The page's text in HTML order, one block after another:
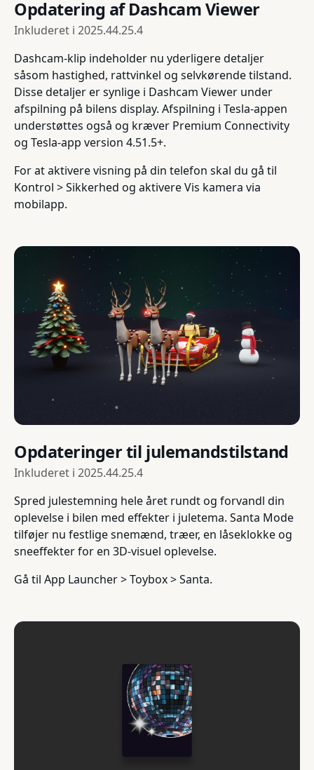
Opdatering af Dashcam Viewer
Inkluderet i 2025.44.25.4
Dashcam-klip indeholder nu yderligere detaljer
såsom hastighed, rattvinkel og selvkørende tilstand.
Disse detaljer er synlige i Dashcam Viewer under
afspilning på bilens display. Afspilning i Tesla-appen
understøttes også og kræver Premium Connectivity
og Tesla-app version 4.51.5+.
For at aktivere visning på din telefon skal du gå til
Kontrol > Sikkerhed og aktivere Vis kamera via
mobilapp.
Opdateringer til julemandstilstand
Inkluderet i 2025.44.25.4
Spred julestemning hele året rundt og forvandl din
oplevelse i bilen med effekter i juletema. Santa Mode
tilføjer nu festlige snemænd, træer, en låseklokke og
sneeffekter for en 3D-visuel oplevelse.
Gå til App Launcher > Toybox > Santa.